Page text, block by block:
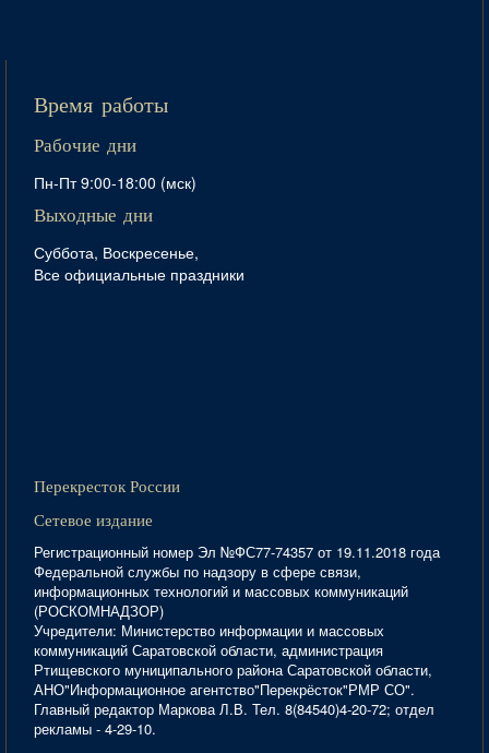
Время работы
Рабочие дни
Пн-Пт 9:00-18:00 (мск)
Выходные дни
Суббота, Воскресенье,
Все официальные праздники
Перекресток России
Сетевое издание
Регистрационный номер Эл №ФС77-74357 от 19.11.2018 года
Федеральной службы по надзору в сфере связи,
информационных технологий и массовых коммуникаций
(РОСКОМНАДЗОР)
Учредители: Министерство информации и массовых
коммуникаций Саратовской области, администрация
Ртищевского муниципального района Саратовской области,
АНО"Информационное агентство"Перекрёсток"РМР СО".
Главный редактор Маркова Л.В. Тел. 8(84540)4-20-72; отдел
рекламы - 4-29-10.